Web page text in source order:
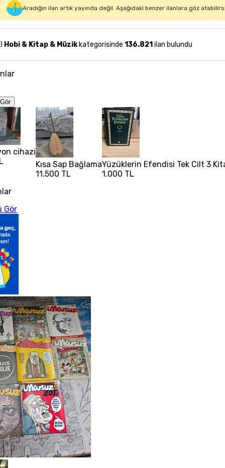
Aradığın ilan artık yayında değil. Aşağıdaki benzer ilanlara göz
Hobi & Kitap & Müzikkategorisinde 136.821 ilan bulundu
cihazi
Kısa Sap Bağlama
11.500 TL
Yüzüklerin Efendisi Tek Cilt 3
1.000 TL
Gör